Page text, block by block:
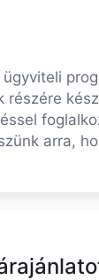
részére
arra,